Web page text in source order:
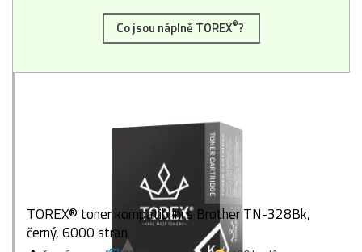
Co jsou náplně TOREX®?
TOREX® toner kompatibilní s Brother TN-328Bk,
černý, 6000 stran